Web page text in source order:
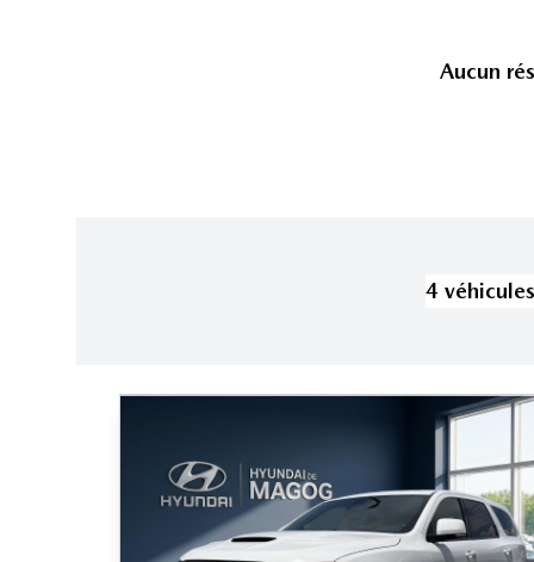
Aucun
4 véhicules